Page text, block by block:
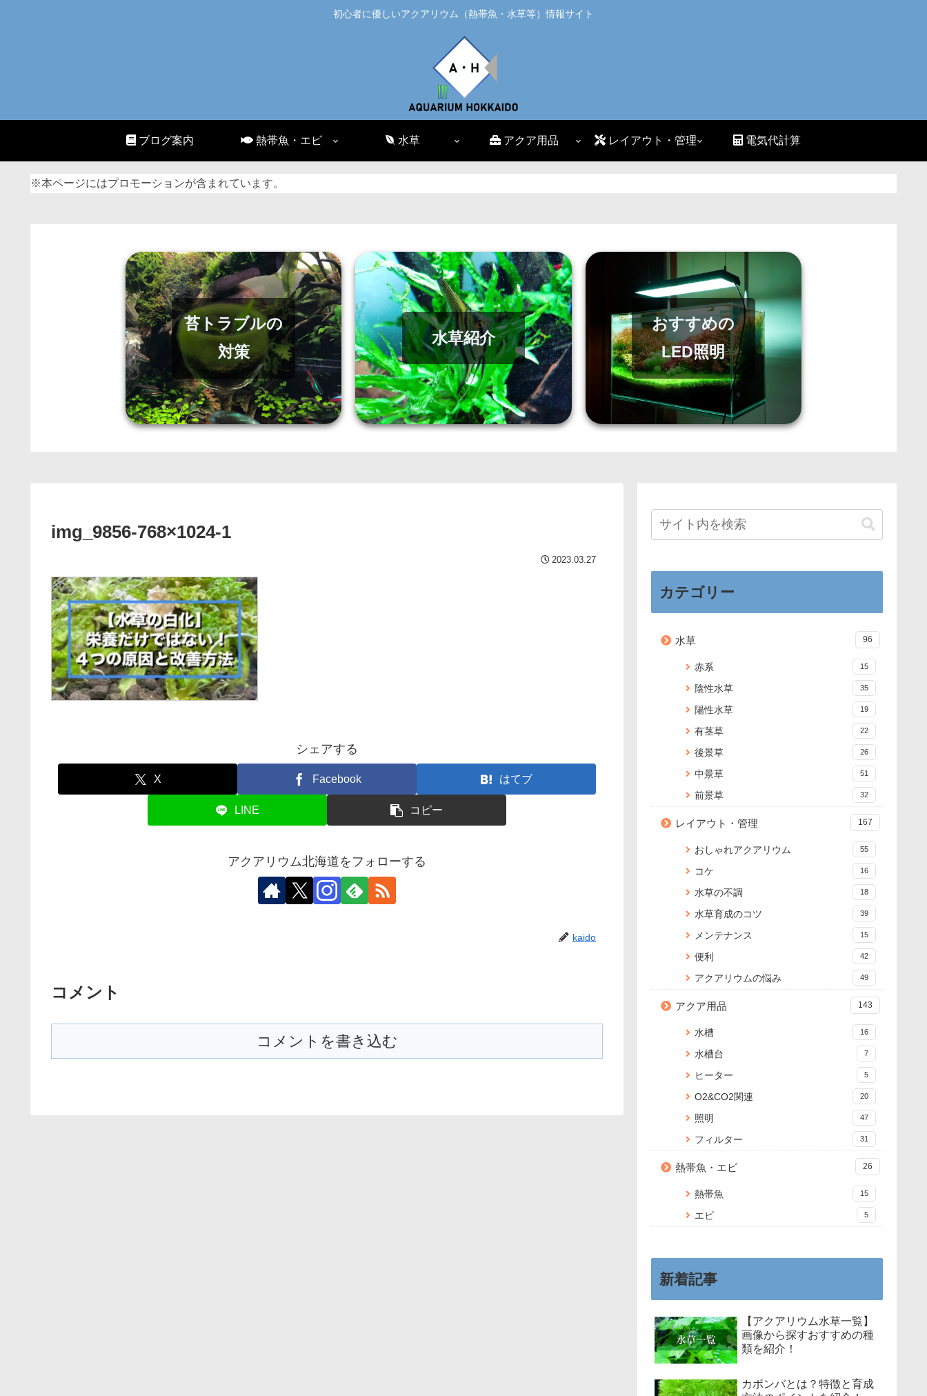
初心者に優しいアクアリウム（熱帯魚・水草等）情報サイト
ブログ案内 熱帯魚・エビ 水草 アクア用品 レイアウト・管理 電気代計算
※本ページにはプロモーションが含まれています。
苔トラブルの
対策
水草紹介
おすすめの
LED照明
img_9856-768×1024-1
2023.03.27
シェアする
X Facebook はてブ
LINE コピー
アクアリウム北海道をフォローする
kaido
コメント
コメントを書き込む
カテゴリー
水草 96
赤系 15
陰性水草 35
陽性水草 19
有茎草 22
後景草 26
中景草 51
前景草 32
レイアウト・管理 167
おしゃれアクアリウム 55
コケ 16
水草の不調 18
水草育成のコツ 39
メンテナンス 15
便利 42
アクアリウムの悩み 49
アクア用品 143
水槽 16
水槽台 7
ヒーター 5
O2&CO2関連 20
照明 47
フィルター 31
熱帯魚・エビ 26
熱帯魚 15
エビ 5
新着記事
【アクアリウム水草一覧】
画像から探すおすすめの種
類を紹介！
カボンバとは？特徴と育成